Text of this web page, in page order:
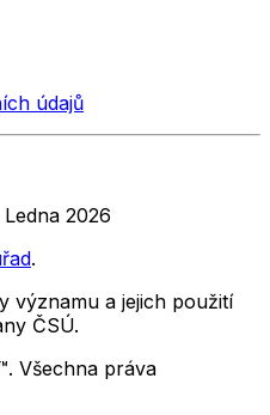
údajů
2026
.
významu a jejich použití
ČSÚ.
Všechna práva